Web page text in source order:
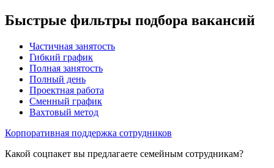
Быстрые фильтры подбора вакансий
Частичная занятость
Гибкий график
Полная занятость
Полный день
Проектная работа
Сменный график
Вахтовый метод
Корпоративная поддержка сотрудников
Какой соцпакет вы предлагаете семейным сотрудникам?